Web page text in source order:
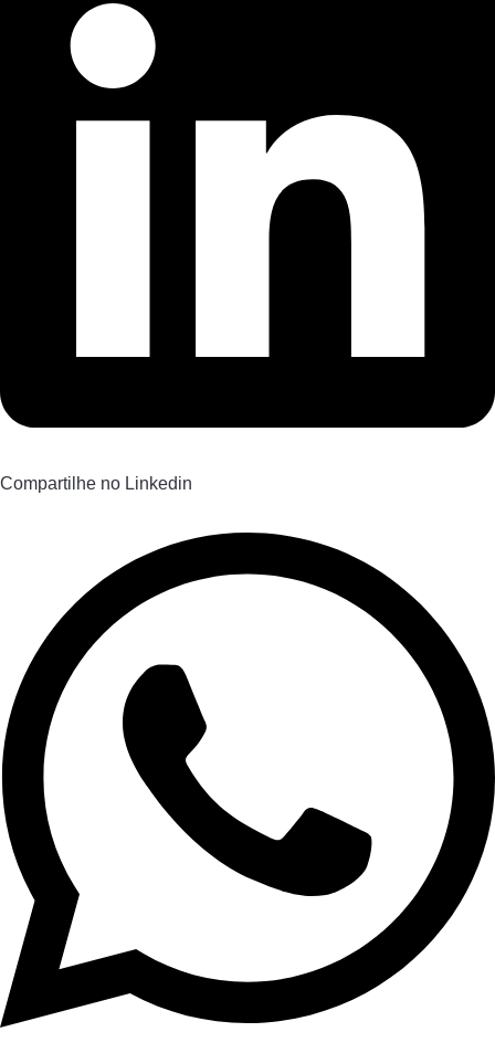
Compartilhe no Linkedin